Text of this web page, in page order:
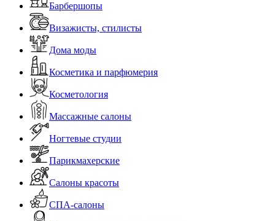
Барбершопы
Визажисты, стилисты
Дома моды
Косметика и парфюмерия
Косметология
Массажные салоны
Ногтевые студии
Парикмахерские
Салоны красоты
СПА-салоны